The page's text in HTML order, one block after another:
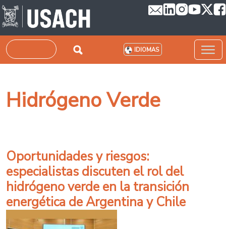
Pasar al contenido principal
Buscar IDIOMAS
Hidrógeno Verde
Oportunidades y riesgos:
especialistas discuten el rol del
hidrógeno verde en la transición
energética de Argentina y Chile